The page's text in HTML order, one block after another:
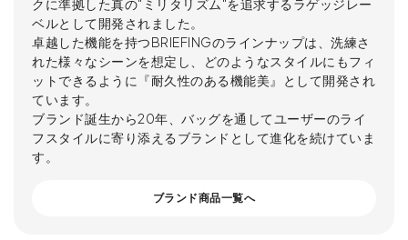
クに準拠した真の"ミリタリズム"を追求するラゲッジレー
ベルとして開発されました。
卓越した機能を持つBRIEFINGのラインナップは、洗練さ
れた様々なシーンを想定し、どのようなスタイルにもフィ
ットできるように『耐久性のある機能美』として開発され
ています。
ブランド誕生から20年、バッグを通してユーザーのライ
フスタイルに寄り添えるブランドとして進化を続けていま
す。
ブランド商品一覧へ